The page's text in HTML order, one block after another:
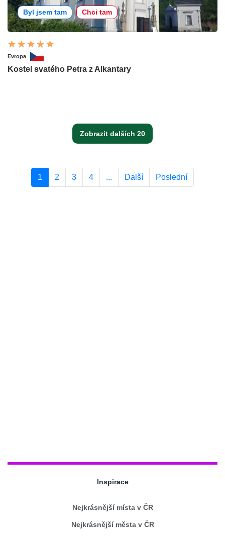
Byl jsem tam Chci tam
Evropa
Kostel svatého Petra z Alkantary
Zobrazit dalších 20
1 2 3 4 ... Další Poslední
Inspirace
Nejkrásnější místa v ČR
Nejkrásnější města v ČR